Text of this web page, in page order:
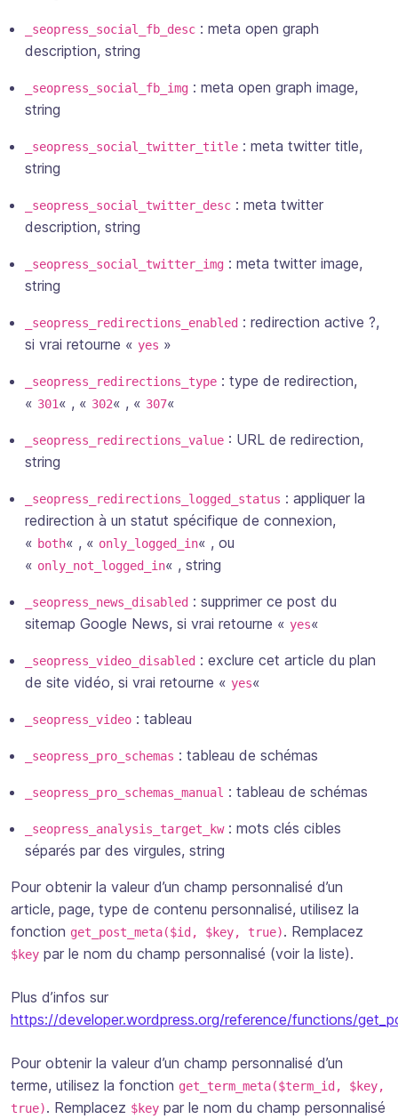
_seopress_social_fb_desc : meta open graph
description, string
_seopress_social_fb_img : meta open graph image,
string
_seopress_social_twitter_title : meta twitter title,
string
_seopress_social_twitter_desc : meta twitter
description, string
_seopress_social_twitter_img : meta twitter image,
string
_seopress_redirections_enabled : redirection active ?,
si vrai retourne « yes »
_seopress_redirections_type : type de redirection,
« 301« , « 302« , « 307«
_seopress_redirections_value : URL de redirection,
string
_seopress_redirections_logged_status : appliquer la
redirection à un statut spécifique de connexion,
« both« , « only_logged_in« , ou
« only_not_logged_in« , string
_seopress_news_disabled : supprimer ce post du
sitemap Google News, si vrai retourne « yes«
_seopress_video_disabled : exclure cet article du plan
de site vidéo, si vrai retourne « yes«
_seopress_video : tableau
_seopress_pro_schemas : tableau de schémas
_seopress_pro_schemas_manual : tableau de schémas
_seopress_analysis_target_kw: mots clés cibles
séparés par des virgules, string
Pour obtenir la valeur d’un champ personnalisé d’un
article, page, type de contenu personnalisé, utilisez la
fonction get_post_meta($id, $key, true). Remplacez
$key par le nom du champ personnalisé (voir la liste).
Plus d’infos sur
https://developer.wordpress.org/reference/functions/
Pour obtenir la valeur d’un champ personnalisé d’un
terme, utilisez la fonction get_term_meta($term_id, $key,
true). Remplacez $key par le nom du champ personnalisé